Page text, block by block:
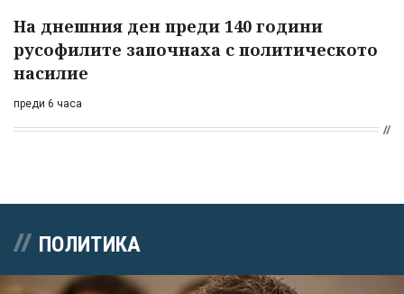
На днешния ден преди 140 години
русофилите започнаха с политическото
насилие
преди 6 часа
ПОЛИТИКА